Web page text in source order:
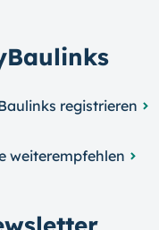
registrieren
weiterempfehlen